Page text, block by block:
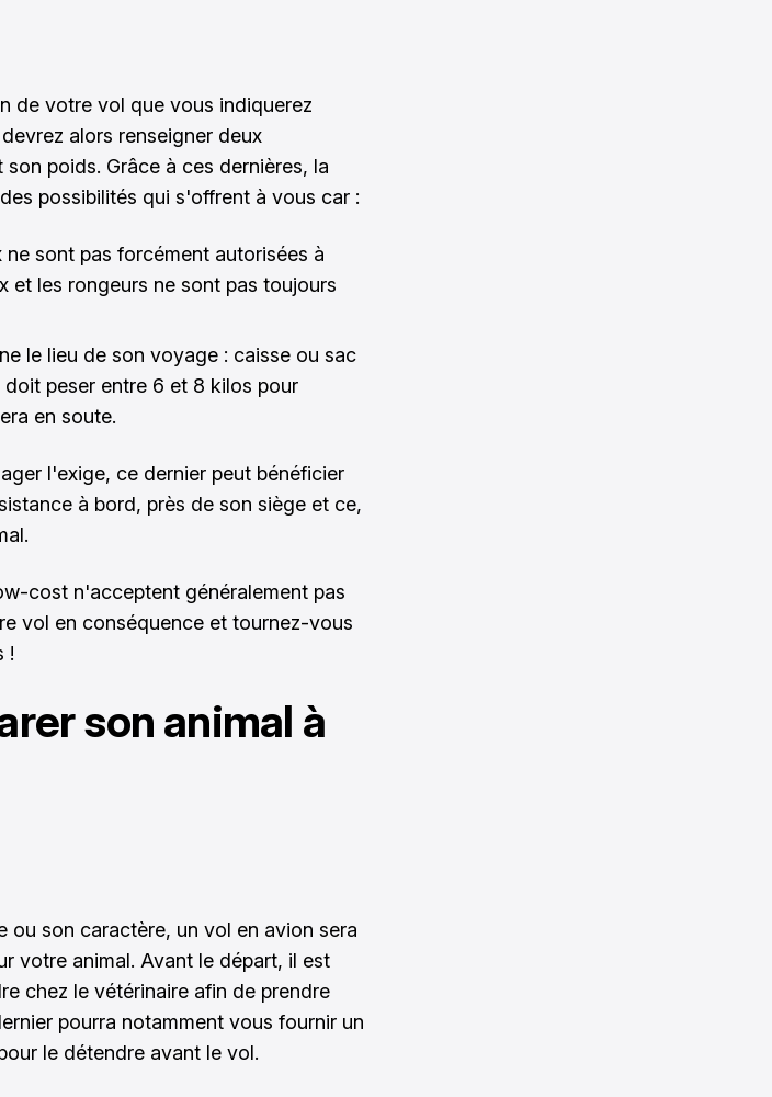
de votre vol que vous indiquerez
alors renseigner deux
poids. Grâce à ces dernières, la
possibilités qui s'offrent à vous car :
sont pas forcément autorisées à
et les rongeurs ne sont pas toujours
le lieu de son voyage : caisse ou sac
peser entre 6 et 8 kilos pour
en soute.
l'exige, ce dernier peut bénéficier
à bord, près de son siège et ce,
cost n'acceptent généralement pas
vol en conséquence et tournez-vous
!
son animal à
ou son caractère, un vol en avion sera
votre animal. Avant le départ, il est
chez le vétérinaire afin de prendre
pourra notamment vous fournir un
le détendre avant le vol.